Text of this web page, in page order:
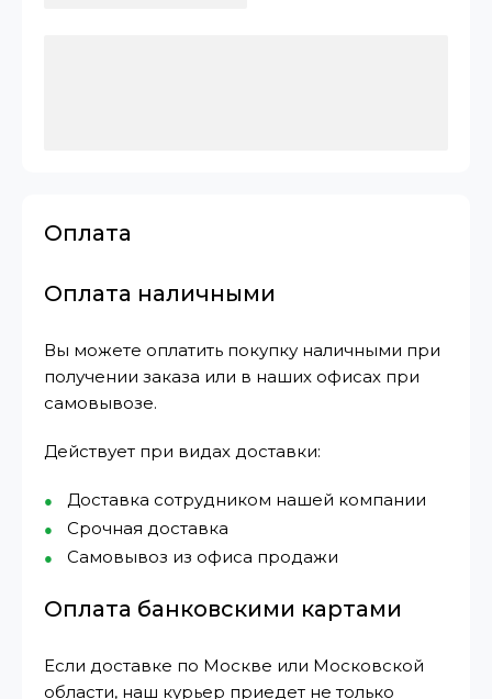
Оплата
Оплата наличными
Вы можете оплатить покупку наличными при
получении заказа или в наших офисах при
самовывозе.
Действует при видах доставки:
Доставка сотрудником нашей компании
Срочная доставка
Самовывоз из офиса продажи
Оплата банковскими картами
Если доставке по Москве или Московской
области, наш курьер приедет не только